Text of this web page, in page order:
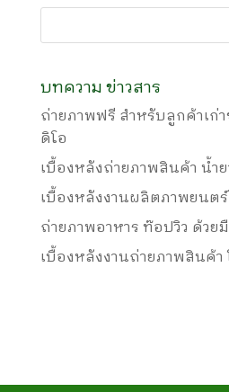
บทความ ข่าวสาร
ถ่ายภาพฟรี สำหรับลูกค้าเก่
ดิโอ
เบื้องหลังถ่ายภาพสินค้า น้ำ
เบื้องหลังงานผลิตภาพยนต
ถ่ายภาพอาหาร ท๊อปวิว ด้วย
เบื้องหลังงานถ่ายภาพสินค้า